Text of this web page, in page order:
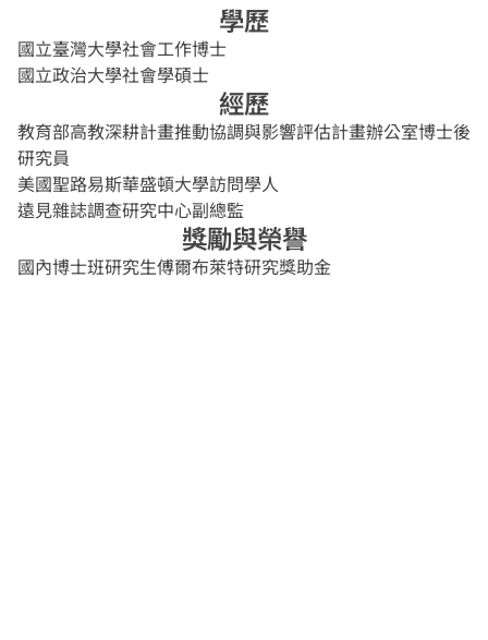
學歷
國立臺灣大學社會工作博士
國立政治大學社會學碩士
經歷
教育部高教深耕計畫推動協調與影響評估計畫辦公室博士後
研究員
美國聖路易斯華盛頓大學訪問學人
遠見雜誌調查研究中心副總監
獎勵與榮譽
國內博士班研究生傅爾布萊特研究獎助金